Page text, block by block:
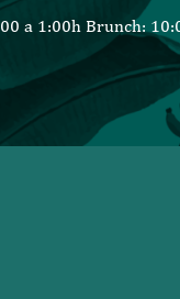
a 1:00h Brunch: